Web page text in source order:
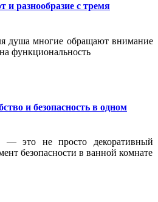
разнообразие с тремя
душа многие обращают внимание
функциональность
и безопасность в одном
это не просто декоративный
безопасности в ванной комнате